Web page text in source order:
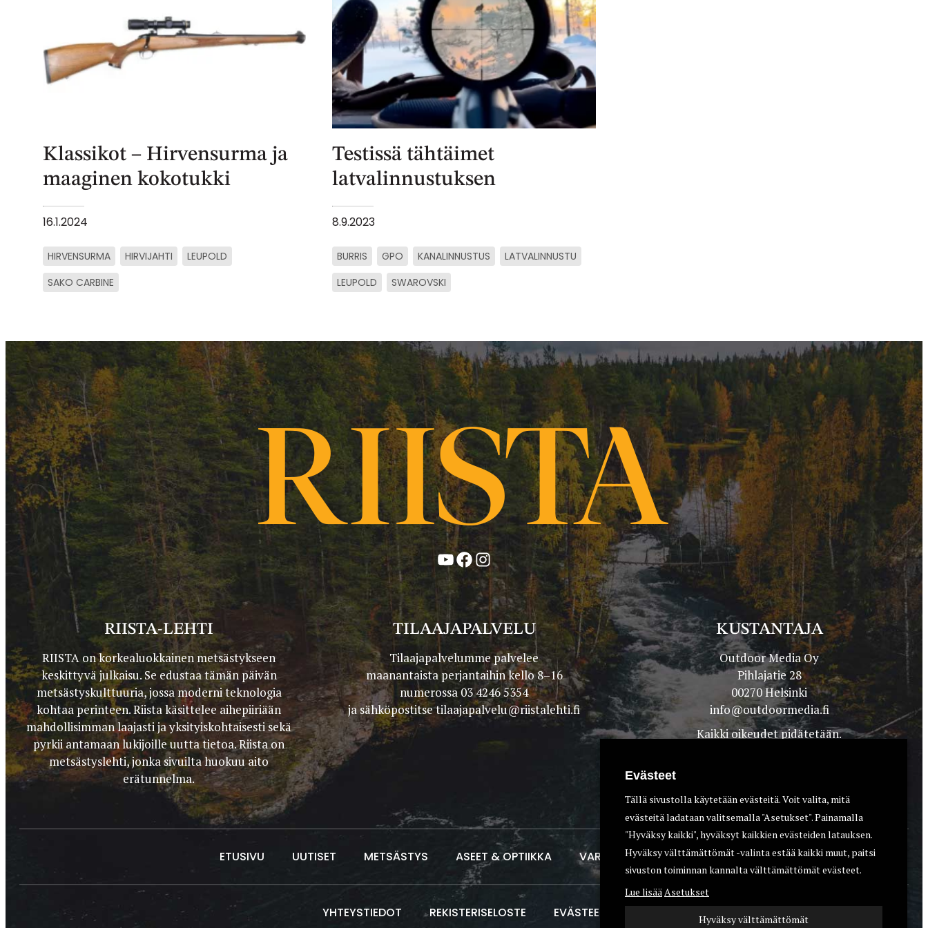
Klassikot – Hirvensurma ja
maaginen kokotukki
16.1.2024
HIRVENSURMA HIRVIJAHTI
LEUPOLD
SAKO CARBINE
Testissä tähtäimet
latvalinnustuksen
8.9.2023
BURRIS GPO KANALINNUSTUS
LATVALINNUSTU
LEUPOLD
SWAROVSKI
YouTube
Facebook
Instagram
RIISTA-LEHTI
RIISTA on korkealuokkainen metsästykseen
keskittyvä julkaisu. Se edustaa tämän päivän
metsästyskulttuuria, jossa moderni teknologia
kohtaa perinteen. Riista käsittelee aihepiiriään
mahdollisimman laajasti ja yksityiskohtaisesti sekä
pyrkii antamaan lukijoille uutta tietoa. Riista on
metsästyslehti, jonka sivuilta huokuu aito
erätunnelma.
TILAAJAPALVELU
Tilaajapalvelumme palvelee
maanantaista perjantaihin kello 8–16
numerossa 03 4246 5354
ja sähköpostitsetilaajapalvelu@riistalehti.fi
KUSTANTAJA
Outdoor Media Oy
Pihlajatie 28
00270 Helsinki
info@outdoormedia.fi
Kaikki oikeudet pidätetään.
ETUSIVU UUTISET METSÄSTYS ASEET & OPTIIKKA VARUSTEET KOIRAT
YHTEYSTIEDOT REKISTERISELOSTE EVÄSTEET
Evästeet
Tällä sivustolla käytetään evästeitä. Voit valita, mitä
evästeitä ladataan valitsemalla "Asetukset". Painamalla
"Hyväksy kaikki", hyväksyt kaikkien evästeiden latauksen.
Hyväksy välttämättömät -valinta estää kaikki muut, paitsi
sivuston toiminnan kannalta välttämättömät evästeet.
Lue lisääAsetukset
Hyväksy välttämättömät